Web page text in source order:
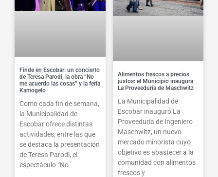
Finde en Escobar: un concierto
de Teresa Parodi, la obra “No
me acuerdo las cosas” y la feria
Kamogelo
Como cada fin de semana,
la Municipalidad de
Escobar ofrece distintas
actividades, entre las que
se destaca la presentación
de Teresa Parodi, el
espectáculo “No
Alimentos frescos a precios
justos: el Municipio inaugura
La Proveeduría de Maschwitz
La Municipalidad de
Escobar inauguró La
Proveeduría de Ingeniero
Maschwitz, un nuevo
mercado minorista cuyo
objetivo es abastecer a la
comunidad con alimentos
frescos y